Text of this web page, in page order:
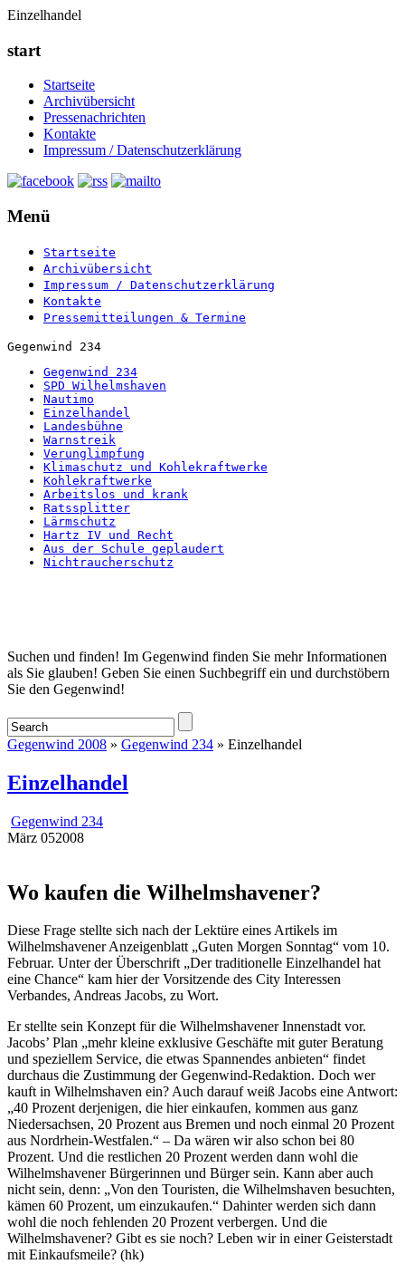
Einzelhandel
start
Startseite
Archivübersicht
Pressenachrichten
Kontakte
Impressum / Datenschutzerklärung
Menü
Startseite
Archivübersicht
Impressum / Datenschutzerklärung
Kontakte
Pressemitteilungen & Termine
Gegenwind 234
Gegenwind 234
SPD Wilhelmshaven
Nautimo
Einzelhandel
Landesbühne
Warnstreik
Verunglimpfung
Klimaschutz und Kohlekraftwerke
Kohlekraftwerke
Arbeitslos und krank
Ratssplitter
Lärmschutz
Hartz IV und Recht
Aus der Schule geplaudert
Nichtraucherschutz
Startseite
Suchen und finden! Im Gegenwind finden Sie mehr Informationen
als Sie glauben! Geben Sie einen Suchbegriff ein und durchstöbern
Sie den Gegenwind!
Gegenwind 2008 » Gegenwind 234 » Einzelhandel
Einzelhandel
Gegenwind 234
März 052008
Wo kaufen die Wilhelmshavener?
Diese Frage stellte sich nach der Lektüre eines Artikels im
Wilhelmshavener Anzeigenblatt „Guten Morgen Sonntag“ vom 10.
Februar. Unter der Überschrift „Der traditionelle Einzelhandel hat
eine Chance“ kam hier der Vorsitzende des City Interessen
Verbandes, Andreas Jacobs, zu Wort.
Er stellte sein Konzept für die Wilhelmshavener Innenstadt vor.
Jacobs’ Plan „mehr kleine exklusive Geschäfte mit guter Beratung
und speziellem Service, die etwas Spannendes anbieten“ findet
durchaus die Zustimmung der Gegenwind-Redaktion. Doch wer
kauft in Wilhelmshaven ein? Auch darauf weiß Jacobs eine Antwort:
„40 Prozent derjenigen, die hier einkaufen, kommen aus ganz
Niedersachsen, 20 Prozent aus Bremen und noch einmal 20 Prozent
aus Nordrhein-Westfalen.“ – Da wären wir also schon bei 80
Prozent. Und die restlichen 20 Prozent werden dann wohl die
Wilhelmshavener Bürgerinnen und Bürger sein. Kann aber auch
nicht sein, denn: „Von den Touristen, die Wilhelmshaven besuchten,
kämen 60 Prozent, um einzukaufen.“ Dahinter werden sich dann
wohl die noch fehlenden 20 Prozent verbergen. Und die
Wilhelmshavener? Gibt es sie noch? Leben wir in einer Geisterstadt
mit Einkaufsmeile? (hk)